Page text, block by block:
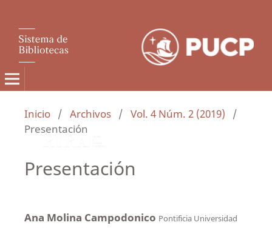
Inicio / Archivos / Vol. 4 Núm. 2 (2019)
/
Presentación
Presentación
Ana Molina Campodonico Pontificia Universidad